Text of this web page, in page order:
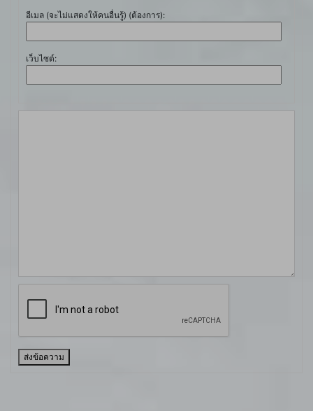
อีเมล (จะไม่แสดงให้คนอื่นรู้) (ต้องการ):
เว็บไซต์:
ส่งข้อความ